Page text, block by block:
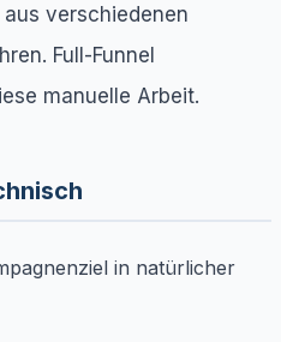
verschiedenen
Full-Funnel
manuelle Arbeit.
in natürlicher